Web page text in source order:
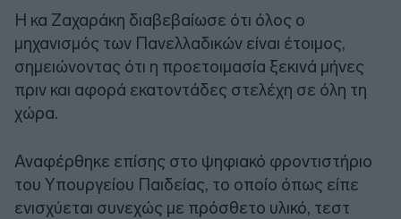
Η κα Ζαχαράκη διαβεβαίωσε ότι όλος ο
μηχανισμός των Πανελλαδικών είναι έτοιμος,
σημειώνοντας ότι η προετοιμασία ξεκινά μήνες
πριν και αφορά εκατοντάδες στελέχη σε όλη τη
χώρα.
Αναφέρθηκε επίσης στο ψηφιακό φροντιστήριο
του Υπουργείου Παιδείας, το οποίο όπως είπε
ενισχύεται συνεχώς με πρόσθετο υλικό, τεστ